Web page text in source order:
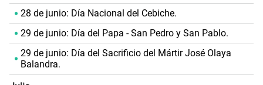
28 de junio: Día Nacional del Cebiche.
29 de junio: Día del Papa - San Pedro y San Pablo.
29 de junio: Día del Sacrificio del Mártir José Olaya
Balandra.